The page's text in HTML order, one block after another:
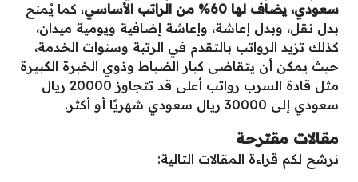
سعودي، يضاف لها 60% من الراتب الأساسي
، كما يُمنح
بدل نقل، وبدل إعاشة، وإعاشة إضافية ويومية ميدان،
كذلك تزيد الرواتب بالتقدم في الرتبة وسنوات الخدمة،
حيث يمكن أن يتقاضى كبار الضباط وذوي الخبرة الكبيرة
مثل قادة السرب رواتب أعلى قد تتجاوز 20000 ريال
سعودي إلى 30000 ريال سعودي شهريًا أو أكثر.
مقالات مقترحة
نرشح لكم قراءة المقالات التالية: